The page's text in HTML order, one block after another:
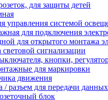
для защиты детей
управления системой
для подключения
для открытого монтажа
сигнализации
кнопки,
для маркировки
движения
/ разъем для передачи
блок